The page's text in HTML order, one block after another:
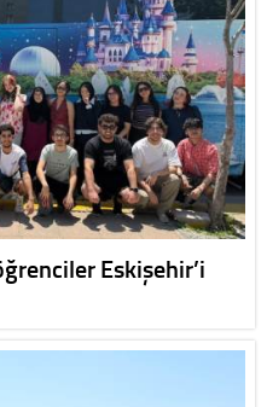
Eskişehir’i